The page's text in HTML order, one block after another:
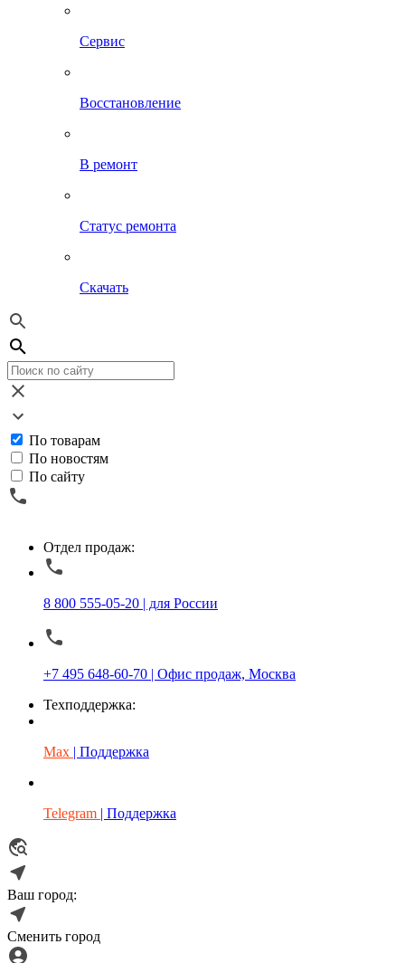
Сервис
Восстановление
В ремонт
Статус ремонта
Скачать
По товарам
По новостям
По сайту
Отдел продаж:
8 800 555-05-20 | для России
+7 495 648-60-70 | Офис продаж, Москва
Техподдержка:
Max | Поддержка
Telegram | Поддержка
Ваш город:
Сменить город